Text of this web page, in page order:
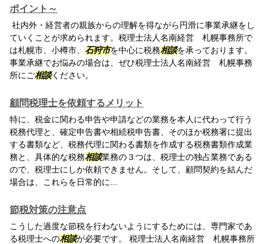
ポイント～
社内外・経営者の親族からの理解を得ながら円滑に事業承継をし
ていくことが求められます。税理士法人名南経営 札幌事務所で
は札幌市、小樽市、 石狩市を中心に税務相談を承っております。
事業承継でお悩みの場合は、ぜひ税理士法人名南経営 札幌事務
所にご相談ください。
顧問税理士を依頼するメリット
特に、税金に関わる申告や申請などの業務を本人に代わって行う
税務代理と、確定申告書や相続税申告書、そのほか税務署に提出
する書類など、税務代理に関わる書類を作成する税務書類作成業
務と、具体的な税務相談業務の３つは、税理士の独占業務である
ので、税理士にしか依頼できません。そして、顧問契約を結んだ
場合は、これらを日常的に...
節税対策の注意点
こうした過度な節税を行わないようにするためには、専門家であ
る税理士への相談が必要です。 税理士法人名南経営 札幌事務所